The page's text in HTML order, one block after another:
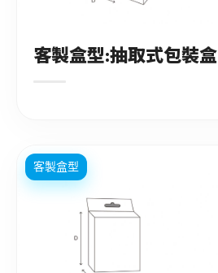
客製盒型:抽取式包裝盒
客製盒型